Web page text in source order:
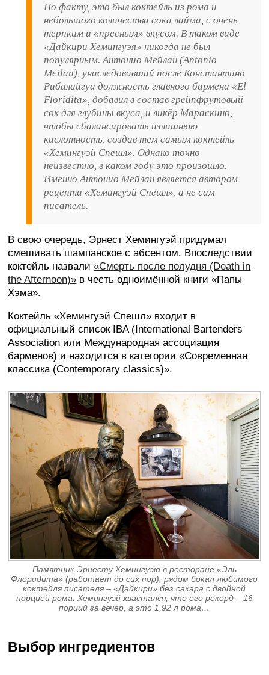
По факту, это был коктейль из рома и
небольшого количества сока лайма, с очень
терпким и «пресным» вкусом. В таком виде
«Дайкири Хемингуэя» никогда не был
популярным. Антонио Мейлан (Antonio
Meilan), унаследовавший после Константино
Рибалайгуа должность главного бармена «El
Floridita», добавил в состав грейпфрутовый
сок для глубины вкуса, и ликёр Мараскино,
чтобы сбалансировать излишнюю
кислотность, создав тем самым коктейль
«Хемингуэй Спешл». Однако точно
неизвестно, в каком году это произошло.
Именно Антонио Мейлан является автором
рецепта «Хемингуэй Спешл», а не сам
писатель.
В свою очередь, Эрнест Хемингуэй придумал
смешивать шампанское с абсентом. Впоследствии
коктейль назвали«Смерть после полудня (Death in
the Afternoon)» в честь одноимённой книги «Папы
Хэма».
Коктейль «Хемингуэй Спешл» входит в
официальный список IBA (International Bartenders
Association или Международная ассоциация
барменов) и находится в категории «Современная
классика (Contemporary classics)».
Памятник Эрнесту Хемингуэю в ресторане «Эль
Флоридита» (работает до сих пор), рядом бокал любимого
коктейля писателя – «Дайкири» без сахара с двойной
порцией рома. Хемингуэй хвастался, что его рекорд – 16
порций за вечер, а это 1,92 л рома…
Выбор ингредиентов